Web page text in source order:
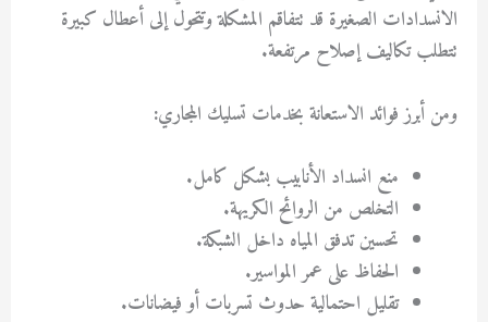
الانسدادات الصغيرة قد تتفاقم المشكلة وتتحول إلى أعطال كبيرة
تتطلب تكاليف إصلاح مرتفعة.
ومن أبرز فوائد الاستعانة بخدمات تسليك المجاري:
منع انسداد الأنابيب بشكل كامل.
التخلص من الروائح الكريهة.
تحسين تدفق المياه داخل الشبكة.
الحفاظ على عمر المواسير.
تقليل احتمالية حدوث تسربات أو فيضانات.